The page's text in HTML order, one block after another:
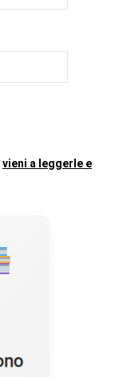
vieni a leggerle e